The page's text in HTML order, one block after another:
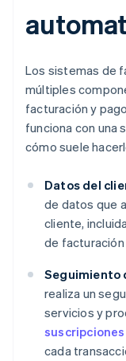
Los sistemas de
múltiples
facturación y
funciona con una
cómo suele
Datos del
de datos que
cliente,
de
Seguimiento
realiza un
servicios y
suscripciones
cada